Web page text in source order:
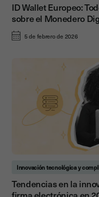
ID Wallet Europeo:
sobre el Monedero
5 de febrero de 2026
Innovación tecnológica y
Tendencias en la